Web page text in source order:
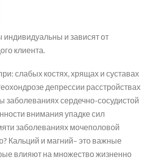
индивидуальны и зависят от
клиента.
слабых костях, хрящах и суставах
депрессии расстройствах
заболеваниях сердечно-сосудистой
внимания упадке сил
заболеваниях мочеполовой
Кальций и магний– это важные
влияют на множество жизненно